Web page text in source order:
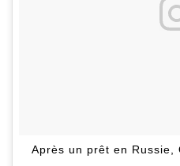
Après un prêt en Russie,